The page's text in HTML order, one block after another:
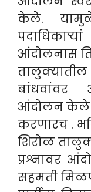
केले.
आंदोलनास
बांधवांवर
आंदोलन केले
करणारच .
शिरोळ
प्रश्नावर
सहमती